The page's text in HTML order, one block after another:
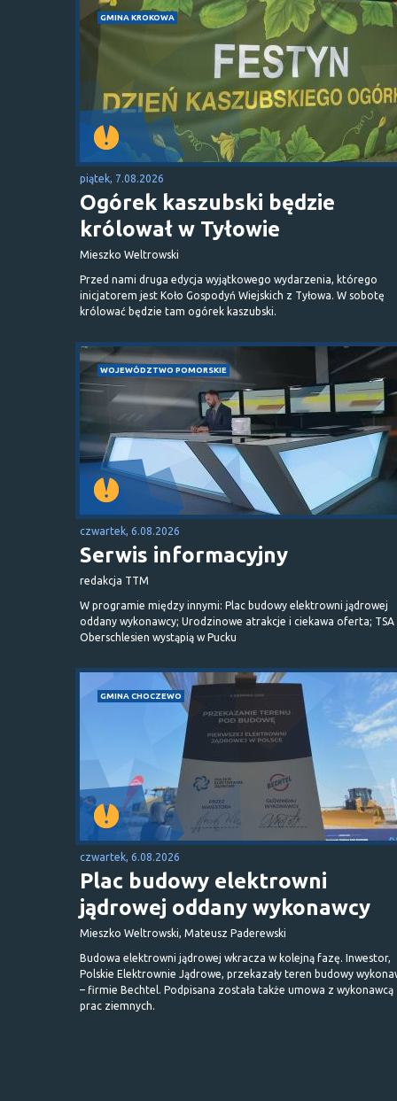
GMINA KROKOWA
piątek, 7.08.2026
Ogórek kaszubski będzie
królował w Tyłowie
Mieszko Weltrowski
Przed nami druga edycja wyjątkowego wydarzenia, którego
inicjatorem jest Koło Gospodyń Wiejskich z Tyłowa. W sobotę
królować będzie tam ogórek kaszubski.
WOJEWÓDZTWO POMORSKIE
czwartek, 6.08.2026
Serwis informacyjny
redakcja TTM
W programie między innymi: Plac budowy elektrowni jądrowej
oddany wykonawcy; Urodzinowe atrakcje i ciekawa oferta; TSA
Oberschlesien wystąpią w Pucku
GMINA CHOCZEWO
czwartek, 6.08.2026
Plac budowy elektrowni
jądrowej oddany wykonawcy
Mieszko Weltrowski, Mateusz Paderewski
Budowa elektrowni jądrowej wkracza w kolejną fazę. Inwestor,
Polskie Elektrownie Jądrowe, przekazały teren budowy
– firmie Bechtel. Podpisana została także umowa z wykonawcą
prac ziemnych.